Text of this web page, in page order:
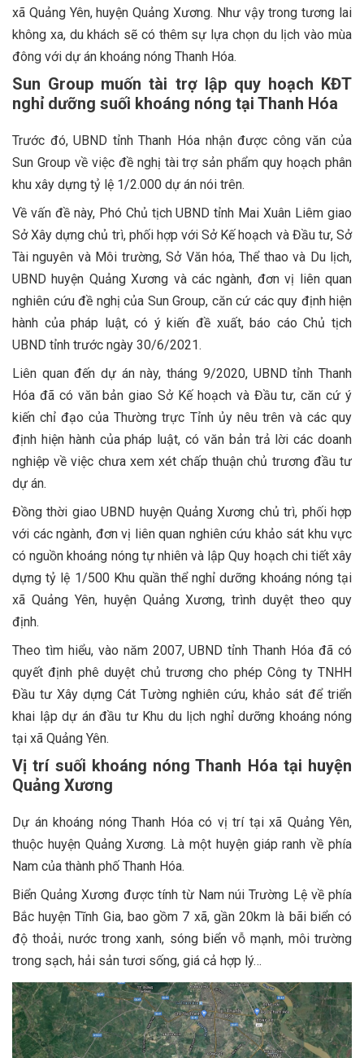
xã Quảng Yên, huyện Quảng Xương. Như vậy trong tương lai
không xa, du khách sẽ có thêm sự lựa chọn du lịch vào mùa
đông với dự án khoáng nóng Thanh Hóa.
Sun Group muốn tài trợ lập quy hoạch KĐT
nghỉ dưỡng suối khoáng nóng tại Thanh Hóa
Trước đó, UBND tỉnh Thanh Hóa nhận được công văn của
Sun Group về việc đề nghị tài trợ sản phẩm quy hoạch phân
khu xây dựng tỷ lệ 1/2.000 dự án nói trên.
Về vấn đề này, Phó Chủ tịch UBND tỉnh Mai Xuân Liêm giao
Sở Xây dựng chủ trì, phối hợp với Sở Kế hoạch và Đầu tư, Sở
Tài nguyên và Môi trường, Sở Văn hóa, Thể thao và Du lịch,
UBND huyện Quảng Xương và các ngành, đơn vị liên quan
nghiên cứu đề nghị của Sun Group, căn cứ các quy định hiện
hành của pháp luật, có ý kiến đề xuất, báo cáo Chủ tịch
UBND tỉnh trước ngày 30/6/2021.
Liên quan đến dự án này, tháng 9/2020, UBND tỉnh Thanh
Hóa đã có văn bản giao Sở Kế hoạch và Đầu tư, căn cứ ý
kiến chỉ đạo của Thường trực Tỉnh ủy nêu trên và các quy
định hiện hành của pháp luật, có văn bản trả lời các doanh
nghiệp về việc chưa xem xét chấp thuận chủ trương đầu tư
dự án.
Đồng thời giao UBND huyện Quảng Xương chủ trì, phối hợp
với các ngành, đơn vị liên quan nghiên cứu khảo sát khu vực
có nguồn khoáng nóng tự nhiên và lập Quy hoạch chi tiết xây
dựng tỷ lệ 1/500 Khu quần thể nghỉ dưỡng khoáng nóng tại
xã Quảng Yên, huyện Quảng Xương, trình duyệt theo quy
định.
Theo tìm hiểu, vào năm 2007, UBND tỉnh Thanh Hóa đã có
quyết định phê duyệt chủ trương cho phép Công ty TNHH
Đầu tư Xây dựng Cát Tường nghiên cứu, khảo sát để triển
khai lập dự án đầu tư Khu du lịch nghỉ dưỡng khoáng nóng
tại xã Quảng Yên.
Vị trí suối khoáng nóng Thanh Hóa tại huyện
Quảng Xương
Dự án khoáng nóng Thanh Hóa có vị trí tại xã Quảng Yên,
thuộc huyện Quảng Xương. Là một huyện giáp ranh về phía
Nam của thành phố Thanh Hóa.
Biển Quảng Xương được tính từ Nam núi Trường Lệ về phía
Bắc huyện Tĩnh Gia, bao gồm 7 xã, gần 20km là bãi biển có
độ thoải, nước trong xanh, sóng biển vỗ mạnh, môi trường
trong sạch, hải sản tươi sống, giá cả hợp lý…